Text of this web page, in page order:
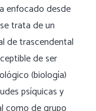
enfocado desde
trata de un
de trascendental
de ser
(biología)
psíquicas y